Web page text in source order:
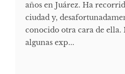
años en Juárez. Ha
ciudad y,
conocido otra cara de
algunas exp...